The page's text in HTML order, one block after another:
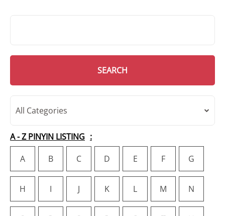
SEARCH
All Categories
A - Z PINYIN LISTING
A
B C D E F G
H I J K L M N